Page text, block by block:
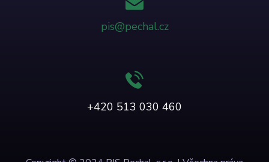
pis@pechal.cz
+420 513 030 460